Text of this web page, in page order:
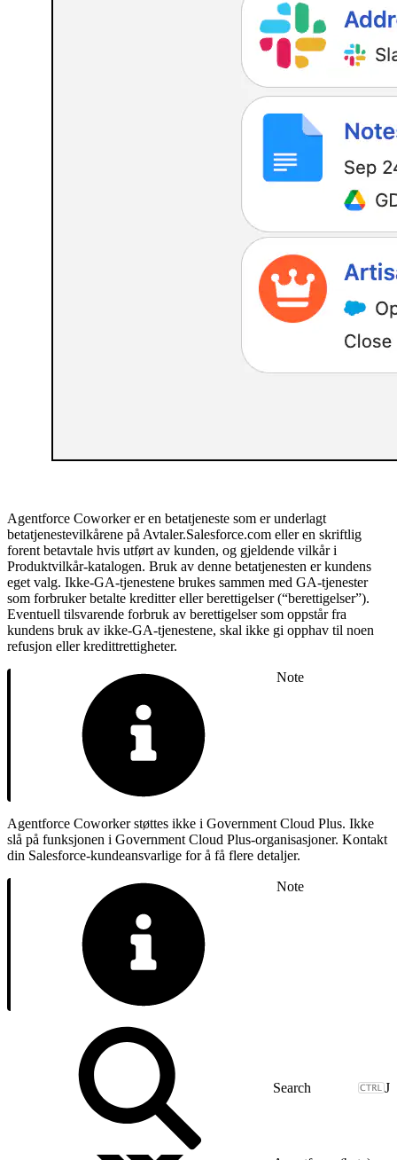
Agentforce Coworker er en betatjeneste som er underlagt
betatjenestevilkårene på Avtaler.Salesforce.com eller en skriftlig
forent betavtale hvis utført av kunden, og gjeldende vilkår i
Produktvilkår-katalogen. Bruk av denne betatjenesten er kundens
eget valg. Ikke-GA-tjenestene brukes sammen med GA-tjenester
som forbruker betalte kreditter eller berettigelser (“berettigelser”).
Eventuell tilsvarende forbruk av berettigelser som oppstår fra
kundens bruk av ikke-GA-tjenestene, skal ikke gi opphav til noen
refusjon eller kredittrettigheter.
Note
Agentforce Coworker støttes ikke i Government Cloud Plus. Ikke
slå på funksjonen i Government Cloud Plus-organisasjoner. Kontakt
din Salesforce-kundeansvarlige for å få flere detaljer.
Note
J